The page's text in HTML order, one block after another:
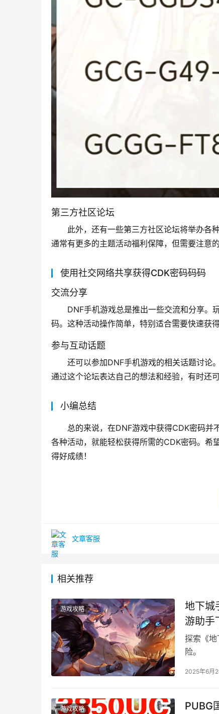
第三方社区论坛
此外，还有一些第三方社区论坛将举办各
通常有更多的主题活动福利保障，但需要注意
使用社交网络共享获得CDK密码码码
交流分享
DNF手机游戏总是推出一些交流和分享。
码。这种活动操作简单，特别适合需要快速获
参与互动话题
还可以参加DNF手机游戏的相关话题讨论
通过这个论坛表达自己的想法和经验，有时还
小编总结
总的来说，在DNF游戏中获得CDK密码并
各种活动，就能轻松获得所需的CDK密码。希
得好成绩！
文章客服
相关推荐
游戏攻略
地下城
游助手
探索《
险。
2025年6月
游戏攻略 PUBG